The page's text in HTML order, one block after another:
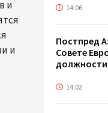
и
и
14:06
Постпред
Совете
должности
14:02